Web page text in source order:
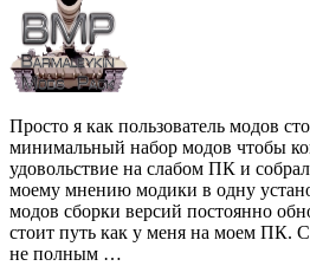
Просто я как пользователь модов
минимальный набор модов чтобы
удовольствие на слабом ПК и
моему мнению модики в одну
модов сборки версий постоянно
стоит путь как у меня на моем ПК.
не полным …